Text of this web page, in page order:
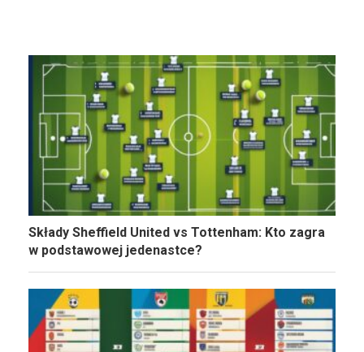
Składy Sheffield United vs Tottenham: Kto zagra
w podstawowej jedenastce?